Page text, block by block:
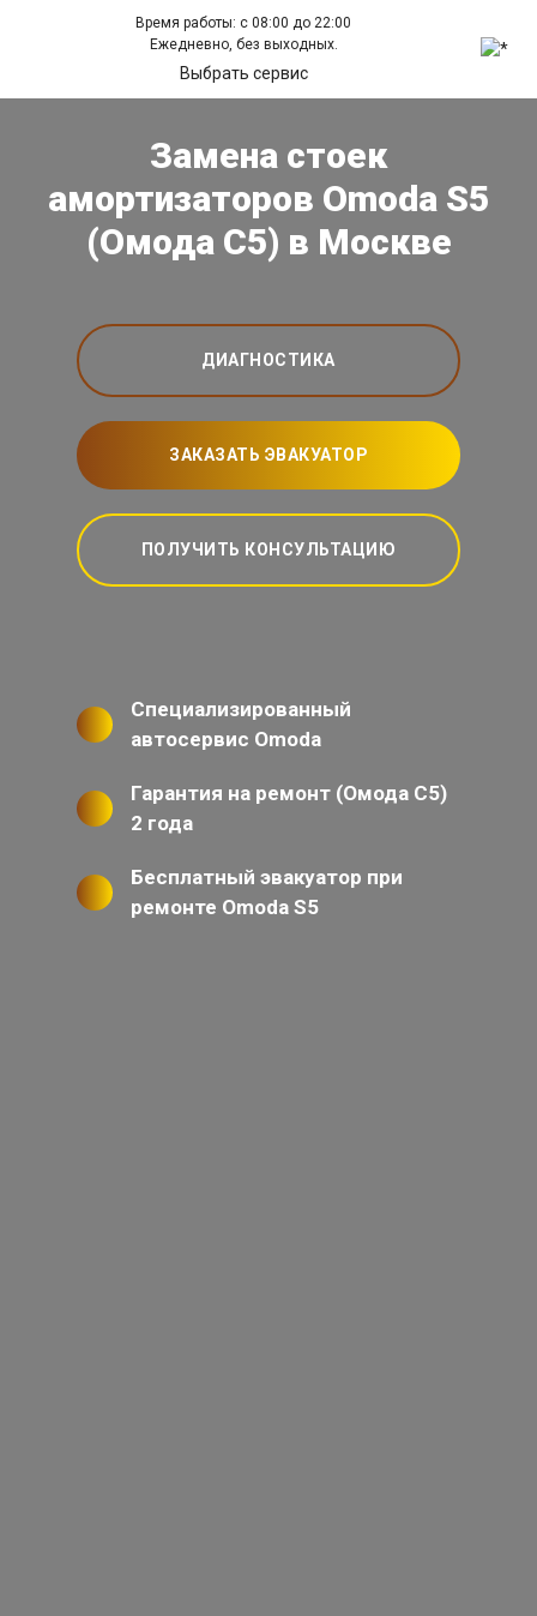
Время работы: с 08:00 до 22:00
Ежедневно, без выходных.
Выбрать сервис
Замена стоек
амортизаторов Omoda S5
(Омода С5) в Москве
ДИАГНОСТИКА
ЗАКАЗАТЬ ЭВАКУАТОР
ПОЛУЧИТЬ КОНСУЛЬТАЦИЮ
Специализированный
автосервис Omoda
Гарантия на ремонт (Омода С5)
2 года
Бесплатный эвакуатор при
ремонте Omoda S5